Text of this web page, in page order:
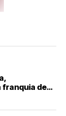
de
no RN